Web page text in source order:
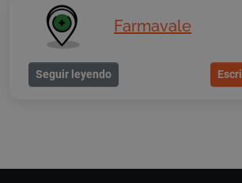
Farmavale
Seguir leyendo